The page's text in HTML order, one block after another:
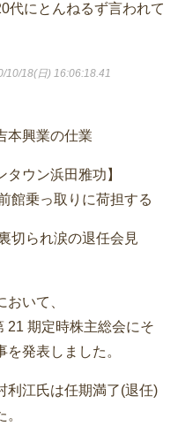
代にとんねるず言われて
10/18(日) 16:06:18.41
本興業の仕業
ウン浜田雅功】
館乗っ取りに荷担する
切られ涙の退任会見
いて、
21 期定時株主総会にそ
発表しました。
利江氏は任期満了(退任)